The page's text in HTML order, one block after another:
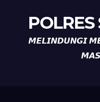
𝙈𝙀𝙇𝙄𝙉𝘿𝙐𝙉𝙂𝙄